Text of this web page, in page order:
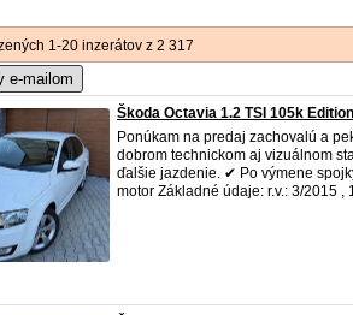
1-20 inzerátov z 2 317
e-mailom
Škoda Octavia 1.2 TSI 105k Edition
Ponúkam na predaj zachovalú a
dobrom technickom aj vizuálnom
ďalšie jazdenie. ✔ Po výmene
motor Základné údaje: r.v.: 3/2015 ,